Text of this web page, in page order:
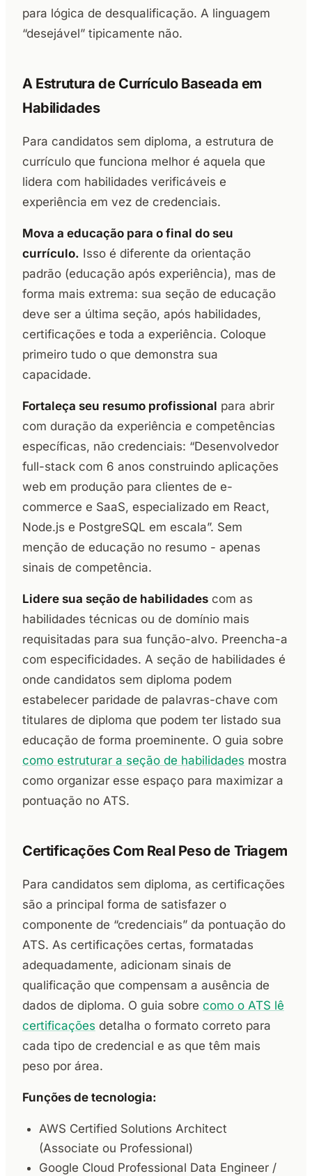
para lógica de desqualificação. A linguagem
“desejável” tipicamente não.
A Estrutura de Currículo Baseada em
Habilidades
Para candidatos sem diploma, a estrutura de
currículo que funciona melhor é aquela que
lidera com habilidades verificáveis e
experiência em vez de credenciais.
Mova a educação para o final do seu
currículo. Isso é diferente da orientação
padrão (educação após experiência), mas de
forma mais extrema: sua seção de educação
deve ser a última seção, após habilidades,
certificações e toda a experiência. Coloque
primeiro tudo o que demonstra sua
capacidade.
Fortaleça seu resumo profissional para abrir
com duração da experiência e competências
específicas, não credenciais: “Desenvolvedor
full-stack com 6 anos construindo aplicações
web em produção para clientes de e-
commerce e SaaS, especializado em React,
Node.js e PostgreSQL em escala”. Sem
menção de educação no resumo - apenas
sinais de competência.
Lidere sua seção de habilidades com as
habilidades técnicas ou de domínio mais
requisitadas para sua função-alvo. Preencha-a
com especificidades. A seção de habilidades é
onde candidatos sem diploma podem
estabelecer paridade de palavras-chave com
titulares de diploma que podem ter listado sua
educação de forma proeminente. O guia sobre
como estruturar a seção de habilidades mostra
como organizar esse espaço para maximizar a
pontuação no ATS.
Certificações Com Real Peso de Triagem
Para candidatos sem diploma, as certificações
são a principal forma de satisfazer o
componente de “credenciais” da pontuação do
ATS. As certificações certas, formatadas
adequadamente, adicionam sinais de
qualificação que compensam a ausência de
dados de diploma. O guia sobre como o ATS lê
certificações detalha o formato correto para
cada tipo de credencial e as que têm mais
peso por área.
Funções de tecnologia:
AWS Certified Solutions Architect
(Associate ou Professional)
Google Cloud Professional Data Engineer /